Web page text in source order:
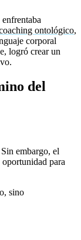
ontológico,
corporal
logró crear un
del
embargo, el
para
sino